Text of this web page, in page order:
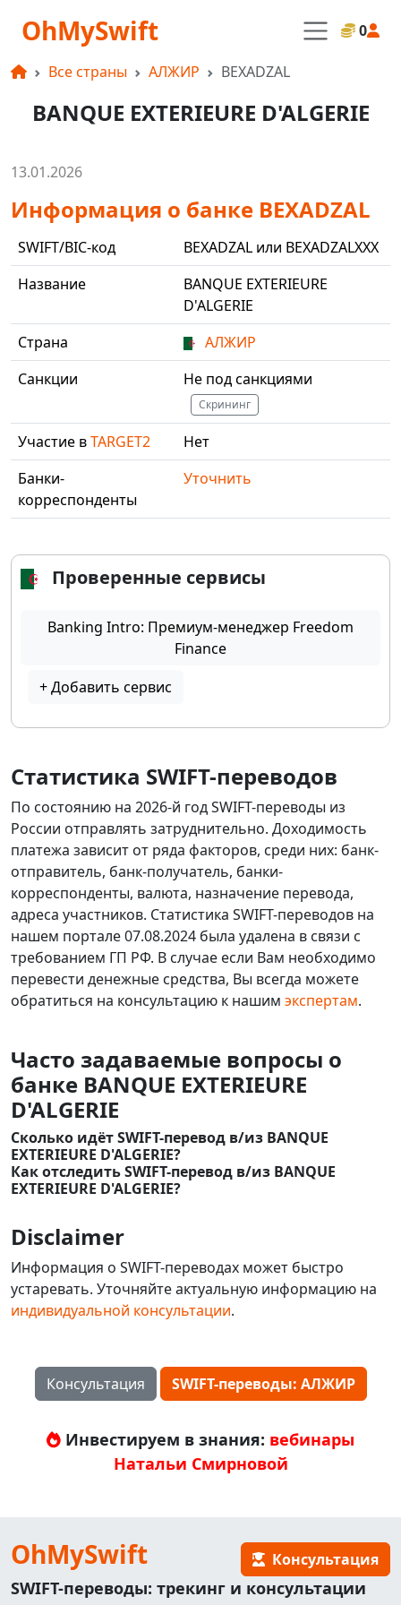
OhMySwift 0
Все страны АЛЖИР BEXADZAL
BANQUE EXTERIEURE D'ALGERIE
13.01.2026
Информация о банке BEXADZAL
SWIFT/BIC-код
BEXADZAL или BEXADZALXXX
Название
BANQUE EXTERIEURE
D'ALGERIE
Страна
АЛЖИР
Санкции
Не под санкциями
Скрининг
Участие вTARGET2
Нет
Банки-
корреспонденты
Уточнить
Проверенные сервисы
Banking Intro: Премиум-менеджер Freedom
Finance
+ Добавить сервис
Статистика SWIFT-переводов
По состоянию на 2026-й год SWIFT-переводы из
России отправлять затруднительно. Доходимость
платежа зависит от ряда факторов, среди них: банк-
отправитель, банк-получатель, банки-
корреспонденты, валюта, назначение перевода,
адреса участников. Статистика SWIFT-переводов на
нашем портале 07.08.2024 была удалена в связи с
требованием ГП РФ. В случае если Вам необходимо
перевести денежные средства, Вы всегда можете
обратиться на консультацию к нашим экспертам.
Часто задаваемые вопросы о
банке BANQUE EXTERIEURE
D'ALGERIE
Сколько идёт SWIFT-перевод в/из BANQUE
EXTERIEURE D'ALGERIE?
Как отследить SWIFT-перевод в/из BANQUE
EXTERIEURE D'ALGERIE?
Disclaimer
Информация о SWIFT-переводах может быстро
устаревать. Уточняйте актуальную информацию на
индивидуальной консультации.
Консультация SWIFT-переводы: АЛЖИР
Инвестируем в знания: вебинары
Натальи Смирновой
OhMySwift Консультация
SWIFT-переводы: трекинг и консультации